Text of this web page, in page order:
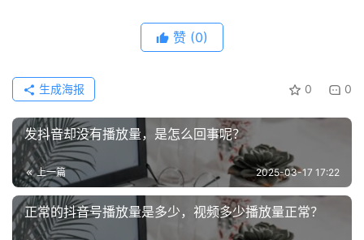
赞 (0)
0 0
生成海报
发抖音却没有播放量，是怎么回事呢？
上一篇 2025-03-17 17:22
正常的抖音号播放量是多少，视频多少播放量正常？